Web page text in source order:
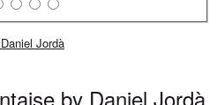
by Daniel Jordà